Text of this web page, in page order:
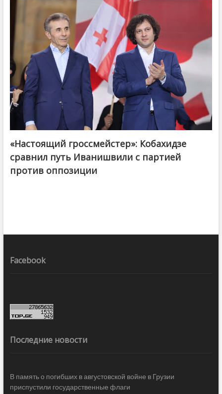
@ქართული ოცნება / Georgian Dream
«Настоящий гроссмейстер»: Кобахидзе
сравнил путь Иванишвили с партией
против оппозиции
Facebook
Последние новости
В память о погибших в августовской войне в Грузии
приспустили государственные флаги